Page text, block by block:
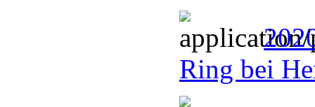
Ring bei